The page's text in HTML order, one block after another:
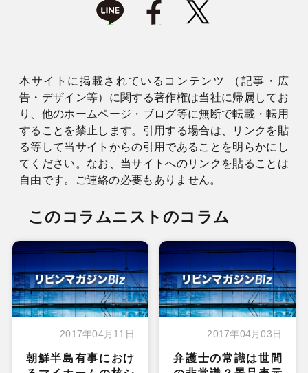
本サイトに掲載されているコンテンツ （記事・広
告・デザイン等）に関する著作権は当社に帰属してお
り、他のホームページ・ブログ等に無断で転載・転用
することを禁止します。引用する場合は、リンクを貼
る等して当サイトからの引用であることを明らかにし
てください。なお、当サイトへのリンクを貼ることは
自由です。ご連絡の必要もありません。
このコラムニストのコラム
2017年04月11日
朝鮮半島有事におけ
2017年04月03日
弁護士の常識は世間